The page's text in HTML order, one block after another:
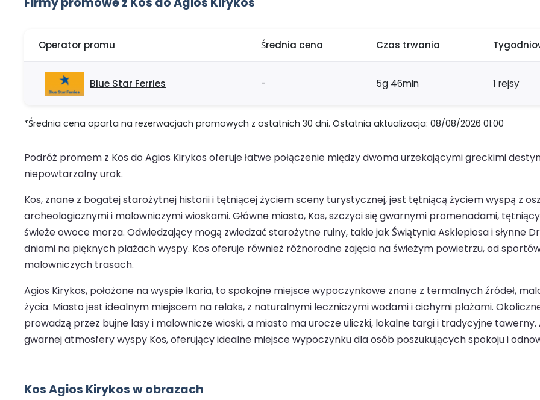
Operator promu Średnia cena Czas trwania
Blue Star Ferries - 5g 46min 1 rejsy
*Średnia cena oparta na rezerwacjach promowych z ostatnich 30 dni. Ostatnia aktualizacja: 08/08/2026 01:00
Podróż promem z Kos do Agios Kirykos oferuje łatwe połączenie między dwoma urzekającymi greckimi
niepowtarzalny urok.
Kos, znane z bogatej starożytnej historii i tętniącej życiem sceny turystycznej, jest tętniącą życiem wyspą z
archeologicznymi i malowniczymi wioskami. Główne miasto, Kos, szczyci się gwarnymi promenadami,
świeże owoce morza. Odwiedzający mogą zwiedzać starożytne ruiny, takie jak Świątynia Asklepiosa i słynne
dniami na pięknych plażach wyspy. Kos oferuje również różnorodne zajęcia na świeżym powietrzu, od
malowniczych trasach.
Agios Kirykos, położone na wyspie Ikaria, to spokojne miejsce wypoczynkowe znane z termalnych źródeł,
życia. Miasto jest idealnym miejscem na relaks, z naturalnymi leczniczymi wodami i cichymi plażami.
prowadzą przez bujne lasy i malownicze wioski, a miasto ma urocze uliczki, lokalne targi i tradycyjne
gwarnej atmosfery wyspy Kos, oferujący idealne miejsce wypoczynku dla osób poszukujących spokoju i
Kos Agios Kirykos w obrazach